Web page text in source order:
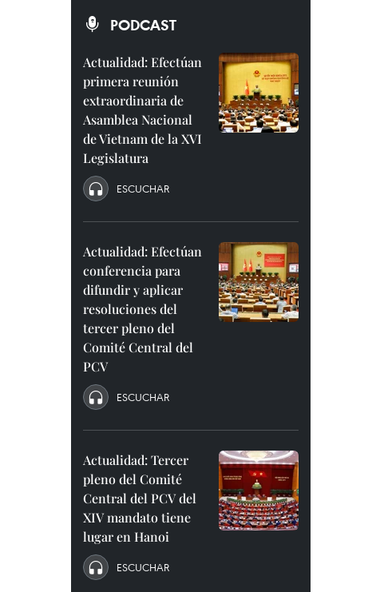
PODCAST
Actualidad: Efectúan
primera reunión
extraordinaria de
Asamblea Nacional
de Vietnam de la XVI
Legislatura
ESCUCHAR
Actualidad: Efectúan
conferencia para
difundir y aplicar
resoluciones del
tercer pleno del
Comité Central del
PCV
ESCUCHAR
Actualidad: Tercer
pleno del Comité
Central del PCV del
XIV mandato tiene
lugar en Hanoi
ESCUCHAR